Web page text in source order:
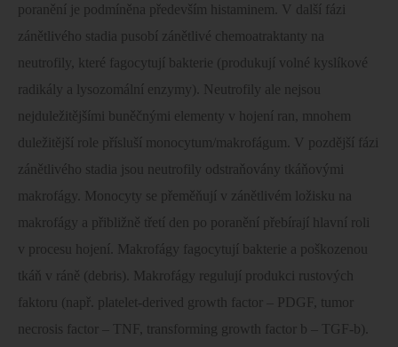
poranění je podmíněna především histaminem. V další fázi
zánětlivého stadia pusobí zánětlivé chemoatraktanty na
neutrofily, které fagocytují bakterie (produkují volné kyslíkové
radikály a lysozomální enzymy). Neutrofily ale nejsou
nejduležitějšími buněčnými elementy v hojení ran, mnohem
duležitější role přísluší monocytum/makrofágum. V pozdější fázi
zánětlivého stadia jsou neutrofily odstraňovány tkáňovými
makrofágy. Monocyty se přeměňují v zánětlivém ložisku na
makrofágy a přibližně třetí den po poranění přebírají hlavní roli
v procesu hojení. Makrofágy fagocytují bakterie a poškozenou
tkáň v ráně (debris). Makrofágy regulují produkci rustových
faktoru (např. platelet-derived growth factor – PDGF, tumor
necrosis factor – TNF, transforming growth factor b – TGF-b).